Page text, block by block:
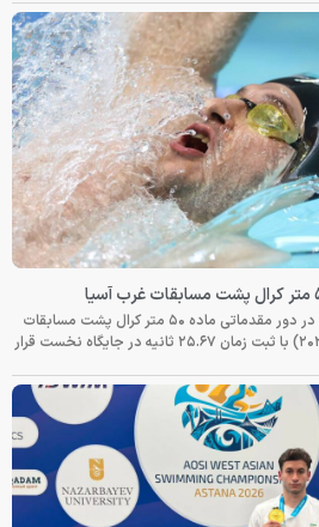
هومر عباسی، شناگر تیم ملی ایران، در دور مقدماتی ماده ۵۰ متر کرال پشت مسابقات